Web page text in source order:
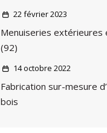
22 février 2023
Menuiseries extérieures
(92)
14 octobre 2022
Fabrication sur-mesure
bois